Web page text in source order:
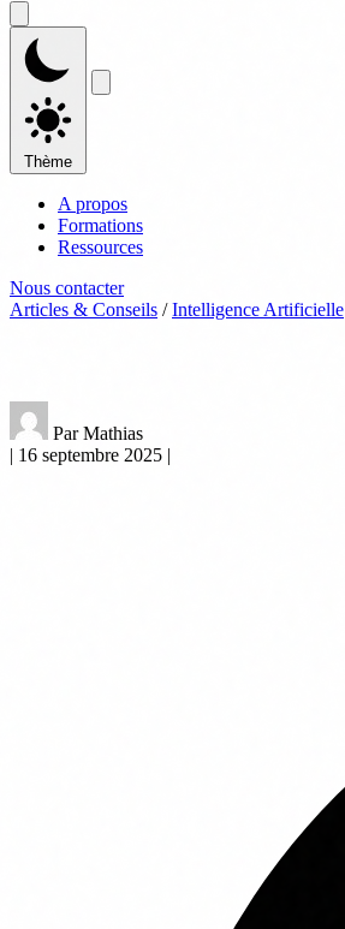
Thème
A propos
Formations
Ressources
Nous contacter
Articles & Conseils / Intelligence Artificielle
Par Mathias
| 16 septembre 2025 |